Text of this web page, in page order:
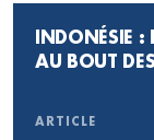
INDONÉSIE :
AU BOUT
ARTICLE